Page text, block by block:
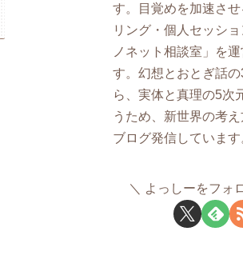
す。目覚めを加速さ
リング・個人セッシ
ノネット相談室」を
す。幻想とおとぎ話
ら、実体と真理の5次
うため、新世界の考
ブログ発信しています
よっしーをフォ